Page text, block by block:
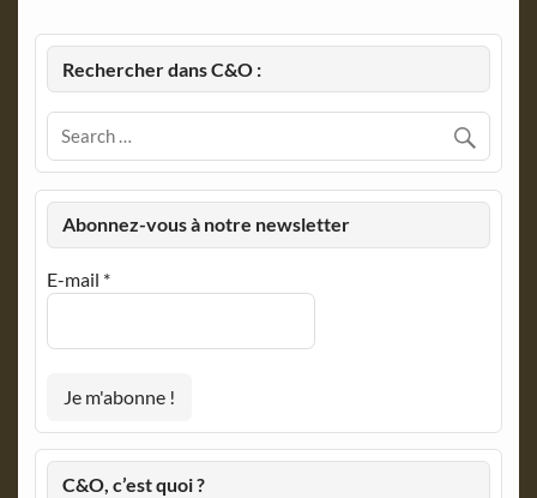
Rechercher dans C&O :
Abonnez-vous à notre newsletter
E-mail *
C&O, c’est quoi ?